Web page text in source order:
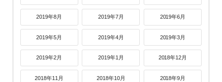
2019年8月 2019年7月 2019年6月
2019年5月 2019年4月 2019年3月
2019年2月 2019年1月 2018年12月
2018年11月 2018年10月 2018年9月